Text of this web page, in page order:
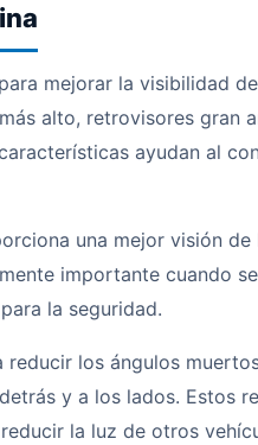
mejorar la visibilidad
alto, retrovisores gran
ayudan al
una mejor visión
importante cuando
la seguridad.
reducir los ángulos
y a los lados. Estos
la luz de otros